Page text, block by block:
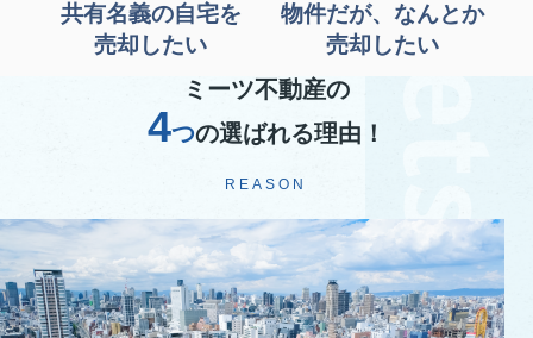
共有名義の自宅を
売却したい
物件だが、なんとか
売却したい
ミーツ不動産の
4つの選ばれる理由！
REASON